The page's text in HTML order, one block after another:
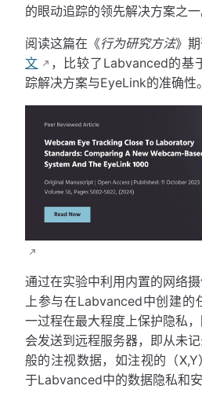
的眼动追踪的领先解决方案之一
阅读这篇在《行为研究方法》
文
，比较了Labvanced的基
踪解决方案与EyeLink的准确性。
通过在实验中利用内置的网络
上参与在Labvanced中创建
一过程在最大程度上保护隐私
会发送到远程服务器，即从未
般的注视数据，如注视的（X,Y
于Labvanced中的数据隐私和安